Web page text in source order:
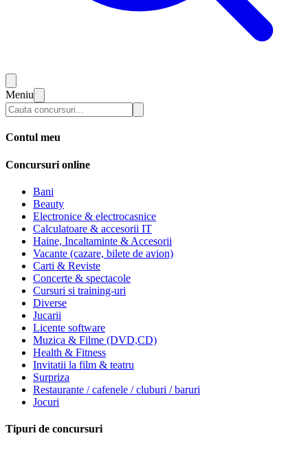
Meniu
Contul meu
Concursuri online
Bani
Beauty
Electronice & electrocasnice
Calculatoare & accesorii IT
Haine, Incaltaminte & Accesorii
Vacante (cazare, bilete de avion)
Carti & Reviste
Concerte & spectacole
Cursuri si training-uri
Diverse
Jucarii
Licente software
Muzica & Filme (DVD,CD)
Health & Fitness
Invitatii la film & teatru
Surpriza
Restaurante / cafenele / cluburi / baruri
Jocuri
Tipuri de concursuri